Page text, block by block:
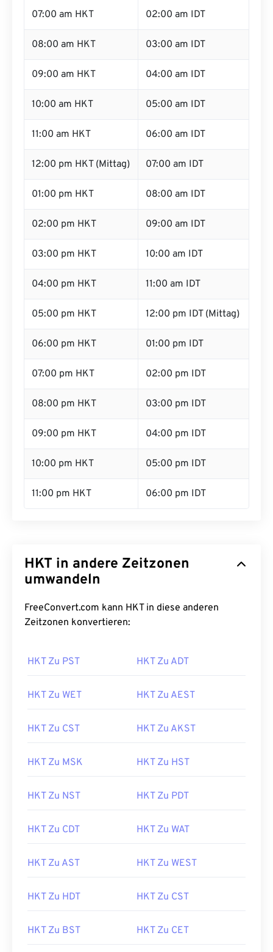
07:00 am HKT 02:00 am IDT
08:00 am HKT 03:00 am IDT
09:00 am HKT 04:00 am IDT
10:00 am HKT 05:00 am IDT
11:00 am HKT 06:00 am IDT
12:00 pm HKT (Mittag) 07:00 am IDT
01:00 pm HKT 08:00 am IDT
02:00 pm HKT 09:00 am IDT
03:00 pm HKT 10:00 am IDT
04:00 pm HKT 11:00 am IDT
05:00 pm HKT 12:00 pm IDT (Mittag)
06:00 pm HKT 01:00 pm IDT
07:00 pm HKT 02:00 pm IDT
08:00 pm HKT 03:00 pm IDT
09:00 pm HKT 04:00 pm IDT
10:00 pm HKT 05:00 pm IDT
11:00 pm HKT 06:00 pm IDT
HKT in andere Zeitzonen
umwandeln
FreeConvert.com kann HKT in diese anderen
Zeitzonen konvertieren:
HKT Zu PST HKT Zu ADT
HKT Zu WET HKT Zu AEST
HKT Zu CST HKT Zu AKST
HKT Zu MSK HKT Zu HST
HKT Zu NST HKT Zu PDT
HKT Zu CDT HKT Zu WAT
HKT Zu AST HKT Zu WEST
HKT Zu HDT HKT Zu CST
HKT Zu BST HKT Zu CET